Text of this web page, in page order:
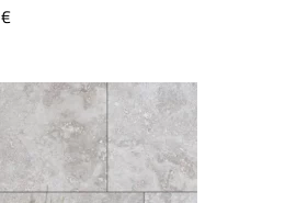
€Plage
20.00 €
21.50 €